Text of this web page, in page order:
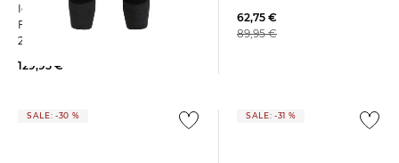
Icebreaker | Herren
Funktionsunterhose ZONEKNIT
260 aus Wolle
129,95 €
62,75 €
89,95 €
SALE: -30 % SALE: -31 %